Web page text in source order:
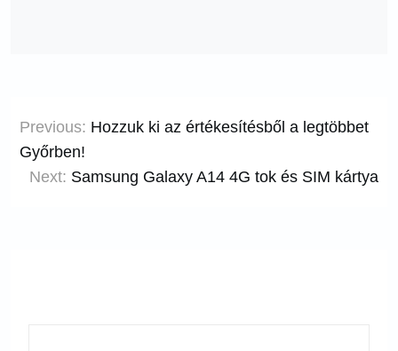
navigáció
Previous: Hozzuk ki az értékesítésből a legtöbbet
Győrben!
Next: Samsung Galaxy A14 4G tok és SIM kártya